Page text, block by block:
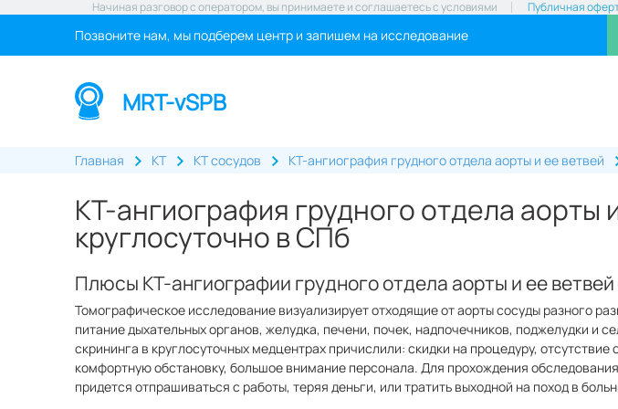
Начиная разговор с оператором, вы принимаете и соглашаетесь с условиями Публичная
Позвоните нам, мы подберем центр и запишем на исследование
MRT-vSPB
Главная КТ КТ сосудов КТ-ангиография грудного отдела аорты и ее ветвей
КТ-ангиография грудного отдела аорты
круглосуточно в СПб
Плюсы КТ-ангиографии грудного отдела аорты и ее
Томографическое исследование визуализирует отходящие от аорты сосуды разного
питание дыхательных органов, желудка, печени, почек, надпочечников, поджелудки и
скрининга в круглосуточных медцентрах причислили: скидки на процедуру, отсутствие
комфортную обстановку, большое внимание персонала. Для прохождения
придется отпрашиваться с работы, теряя деньги, или тратить выходной на поход в